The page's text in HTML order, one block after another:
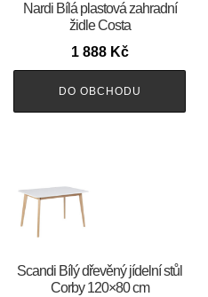
Nardi Bílá plastová zahradní
židle Costa
1 888 Kč
DO OBCHODU
Scandi Bílý dřevěný jídelní stůl
Corby 120×80 cm